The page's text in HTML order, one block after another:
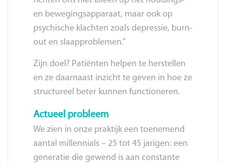
en bewegingsapparaat, maar ook op
psychische klachten zoals depressie, burn-
out en slaapproblemen.”
Zijn doel? Patiënten helpen te herstellen
en ze daarnaast inzicht te geven in hoe ze
structureel beter kunnen functioneren.
Actueel probleem
We zien in onze praktijk een toenemend
aantal millennials – 25 tot 45 jarigen: een
generatie die gewend is aan constante